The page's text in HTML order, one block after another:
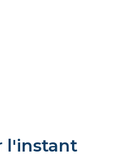
l'instant